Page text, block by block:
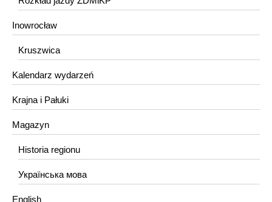
Inowrocław
Kruszwica
Kalendarz wydarzeń
Krajna i Pałuki
Magazyn
Historia regionu
Українська мова
English